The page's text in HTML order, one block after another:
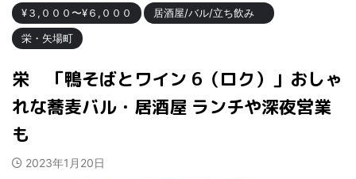
¥３,０００〜¥６,０００
居酒屋/バル/立ち飲み
栄・矢場町
栄 「鴨そばとワイン 6（ロク）」おしゃ
れな蕎麦バル・居酒屋 ランチや深夜営業
も
2023年1月20日